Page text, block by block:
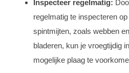
Inspecteer regelmatig:
regelmatig te inspecteren
spintmijten, zoals webben
bladeren, kun je vroegtijdig
mogelijke plaag te